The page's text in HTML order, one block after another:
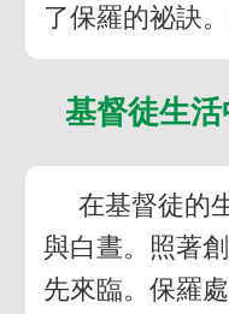
了保羅的祕訣。
基督徒生
在基督徒的
與白晝。照著
先來臨。保羅